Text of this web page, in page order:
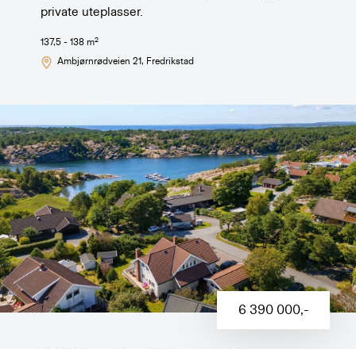
private uteplasser.
137,5 - 138 m2
Ambjørnrødveien 21, Fredrikstad
6 390 000,-